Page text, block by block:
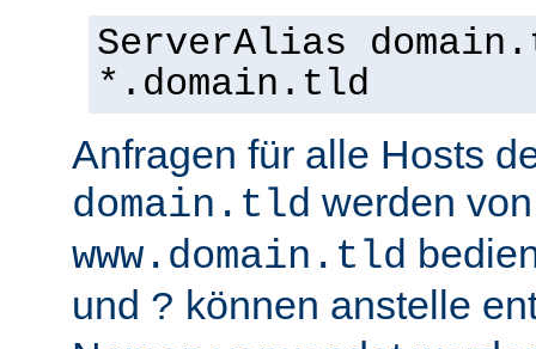
ServerAlias
*.domain.tld
Anfragen für alle Hosts
domain.tld werden
www.domain.tld
und ? können anstelle